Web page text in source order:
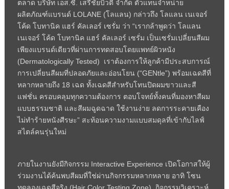
ตลาด บริษัท เอส.ซี. เสรีชัยบิวตี้ จำกัด ตัวแทนจำหน่าย
ผลิตภัณฑ์แบรนด์ LOLANE (โลแลน) กล่าวถึง โลแลน เนเจอร์
โค้ด โบทานิค แฮร์ คัลเลอร์ เซรั่ม ว่า “เรากล้าพูดว่า โลแลน
เนเจอร์ โค้ด โบทานิค แฮร์ คัลเลอร์ เซรั่ม เป็นเซรั่มเปลี่ยนสีผม
เพียงแบรนด์เดียวที่ผ่านการทดสอบโดยแพทย์ผิวหนัง
(Dermatologically Tested) เราต้องการให้ลูกค้ามีประสบการณ์
การเปลี่ยนสีผมที่ปลอดภัยและอ่อนโยน (“GENtle”) พร้อมเฉดสีที่
หลากหลายถึง 18 เฉด ทั้งเฉดสีสำหรับโทนปิดผมขาวและสี
แฟชั่น ครอบคลุมทุกความต้องการ ตอบโจทย์ทั้งคนที่มองหาสีผม
แบบธรรมชาติ และสีผมฉูดฉาด ใช้งานง่าย ลดการระคายเคือง
ไม่ทำร้ายหนังศีรษะ” สะท้อนความงามแบบสมดุลที่เข้ากับไลฟ์
สไตล์คนรุ่นใหม่
ภายในงานยังมีกิจกรรม Interactive Experience เปิดโอกาสให้ผู้
ร่วมงานได้ค้นพบสีผมที่ใช่ผ่านกิจกรรมหลากหลาย อาทิ โซน